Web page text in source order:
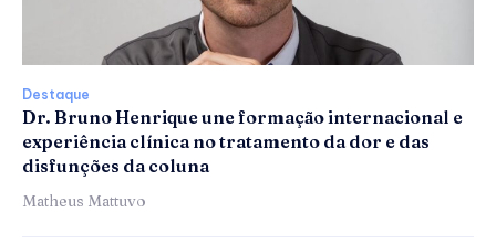
Destaque
Dr. Bruno Henrique une formação internacional e
experiência clínica no tratamento da dor e das
disfunções da coluna
Matheus Mattuvo